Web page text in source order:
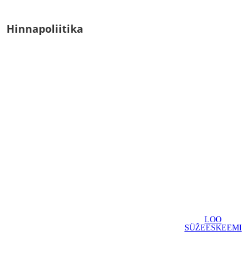
Hinnapoliitika
LOO
SÜŽEESKEEMI